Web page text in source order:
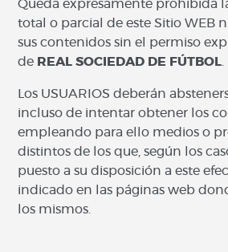
Queda expresamente prohibida
total o parcial de este Sitio WEB
sus contenidos sin el permiso
de REAL SOCIEDAD DE FÚTBOL
Los USUARIOS deberán
incluso de intentar obtener los
empleando para ello medios o
distintos de los que, según los
puesto a su disposición a este
indicado en las páginas web
los mismos.